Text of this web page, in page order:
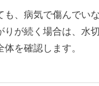
も、病気で傷んでい
りが続く場合は、水
を確認します。